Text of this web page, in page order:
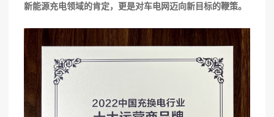
新能源充电领域的肯定，更是对车电网迈向新目标的鞭策。